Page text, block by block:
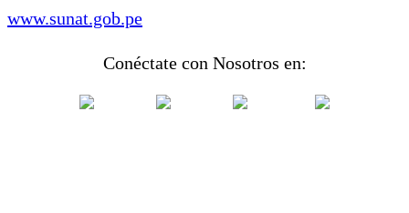
www.sunat.gob.pe
Conéctate con Nosotros en: